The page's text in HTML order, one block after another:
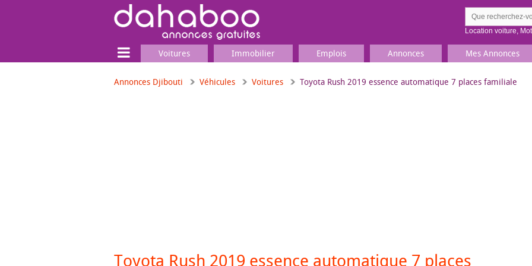
Location voiture,
Voitures Immobilier Emplois Annonces Mes Annonces
Annonces Djibouti Véhicules Voitures Toyota Rush 2019 essence automatique 7 places familiale
Toyota Rush 2019 essence automatique 7 places